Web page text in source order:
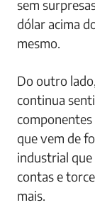
sem
dólar acima
mesmo.
Do outro
continua
que vem de
industrial
contas e
mais.